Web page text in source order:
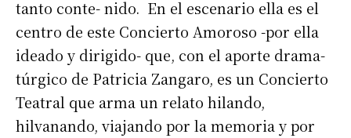
tanto conte- nido. En el escenario ella es el
centro de este Concierto Amoroso -por ella
ideado y dirigido- que, con el aporte drama-
túrgico de Patricia Zangaro, es un Concierto
Teatral que arma un relato hilando,
hilvanando, viajando por la memoria y por